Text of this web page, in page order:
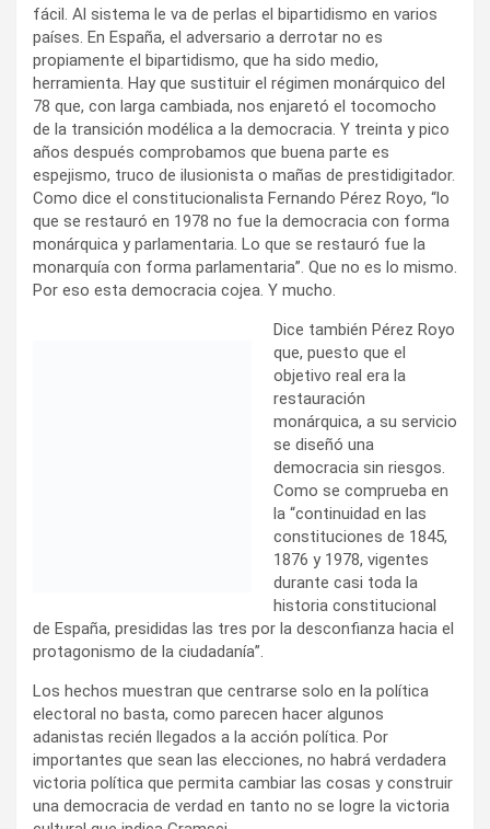
fácil. Al sistema le va de perlas el bipartidismo en varios
países. En España, el adversario a derrotar no es
propiamente el bipartidismo, que ha sido medio,
herramienta. Hay que sustituir el régimen monárquico del
78 que, con larga cambiada, nos enjaretó el tocomocho
de la transición modélica a la democracia. Y treinta y pico
años después comprobamos que buena parte es
espejismo, truco de ilusionista o mañas de prestidigitador.
Como dice el constitucionalista Fernando Pérez Royo, “lo
que se restauró en 1978 no fue la democracia con forma
monárquica y parlamentaria. Lo que se restauró fue la
monarquía con forma parlamentaria”. Que no es lo mismo.
Por eso esta democracia cojea. Y mucho.
Dice también Pérez Royo
que, puesto que el
objetivo real era la
restauración
monárquica, a su servicio
se diseñó una
democracia sin riesgos.
Como se comprueba en
la “continuidad en las
constituciones de 1845,
1876 y 1978, vigentes
durante casi toda la
historia constitucional
de España, presididas las tres por la desconfianza hacia el
protagonismo de la ciudadanía”.
Los hechos muestran que centrarse solo en la política
electoral no basta, como parecen hacer algunos
adanistas recién llegados a la acción política. Por
importantes que sean las elecciones, no habrá verdadera
victoria política que permita cambiar las cosas y construir
una democracia de verdad en tanto no se logre la victoria